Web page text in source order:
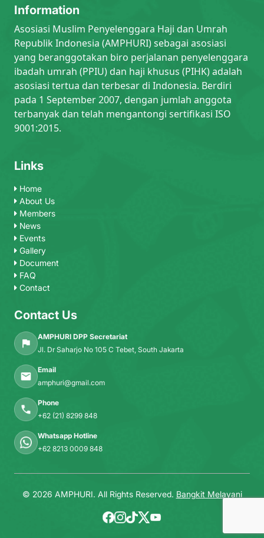
Information
Asosiasi Muslim Penyelenggara Haji dan Umrah
Republik Indonesia (AMPHURI) sebagai asosiasi
yang beranggotakan biro perjalanan penyelenggara
ibadah umrah (PPIU) dan haji khusus (PIHK) adalah
asosiasi tertua dan terbesar di Indonesia. Berdiri
pada 1 September 2007, dengan jumlah anggota
terbanyak dan telah mengantongi sertifikasi ISO
9001:2015.
Links
Home
About Us
Members
News
Events
Gallery
Document
FAQ
Contact
Contact Us
AMPHURI DPP Secretariat
Jl. Dr Saharjo No 105 C Tebet, South Jakarta
Email
amphuri@gmail.com
Phone
+62 (21) 8299 848
Whatsapp Hotline
+62 8213 0009 848
© 2026 AMPHURI. All Rights Reserved. Bangkit Melayani